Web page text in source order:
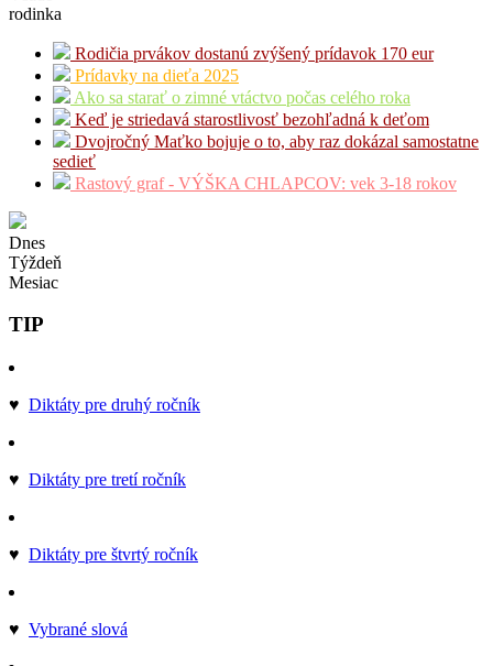
rodinka
Rodičia prvákov dostanú zvýšený prídavok 170 eur
Prídavky na dieťa 2025
Ako sa starať o zimné vtáctvo počas celého roka
Keď je striedavá starostlivosť bezohľadná k deťom
Dvojročný Maťko bojuje o to, aby raz dokázal samostatne
sedieť
Rastový graf - VÝŠKA CHLAPCOV: vek 3-18 rokov
Dnes
Týždeň
Mesiac
TIP
♥ Diktáty pre druhý ročník
♥ Diktáty pre tretí ročník
♥ Diktáty pre štvrtý ročník
♥ Vybrané slová